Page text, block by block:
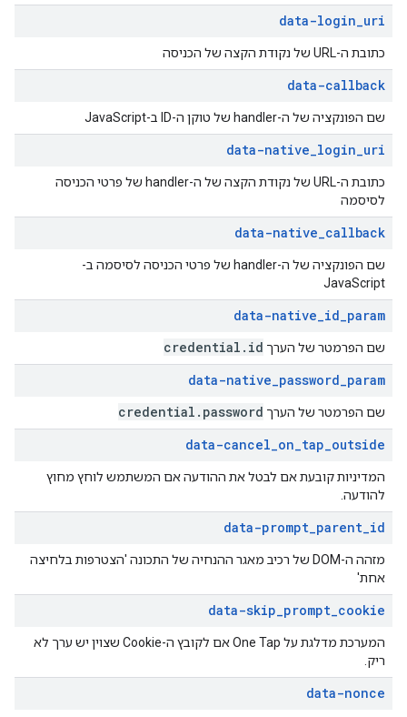
data-login_uri
כתובת ה-URL של נקודת הקצה של הכניסה
data-callback
שם הפונקציה של ה-handler של טוקן ה-ID ב-JavaScript
data-native_login_uri
כתובת ה-URL של נקודת הקצה של ה-handler של פרטי הכניסה
לסיסמה
data-native_callback
שם הפונקציה של ה-handler של פרטי הכניסה לסיסמה ב-
JavaScript
data-native_id_param
שם הפרמטר של הערך credential . id
data-native_password_param
שם הפרמטר של הערך credential . password
data-cancel_on_tap_outside
המדיניות קובעת אם לבטל את ההודעה אם המשתמש לוחץ מחוץ
להודעה.
data-prompt_parent_id
מזהה ה-DOM של רכיב מאגר ההנחיה של התכונה 'הצטרפות בלחיצה
אחת'
data-skip_prompt_cookie
המערכת מדלגת על One Tap אם לקובץ ה-Cookie שצוין יש ערך לא
ריק.
data-nonce